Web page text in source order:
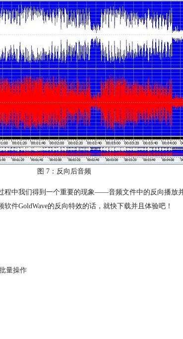
图 7：反向后音频
程中我们得到一个重要的现象——音频文件中的反向播放
软件GoldWave的反向特效的话，就快下载并且体验吧！
量操作